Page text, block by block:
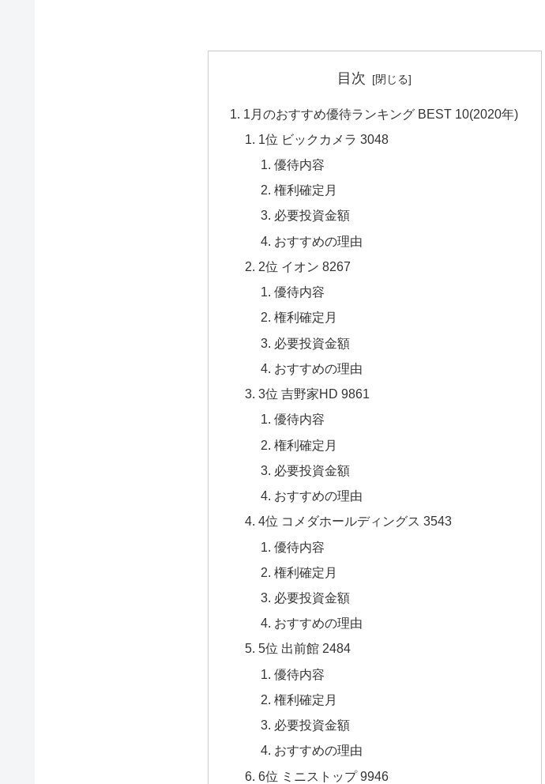
目次
1月のおすすめ優待ランキング BEST 10(2020年)
1位 ビックカメラ 3048
優待内容
権利確定月
必要投資金額
おすすめの理由
2位 イオン 8267
優待内容
権利確定月
必要投資金額
おすすめの理由
3位 吉野家HD 9861
優待内容
権利確定月
必要投資金額
おすすめの理由
4位 コメダホールディングス 3543
優待内容
権利確定月
必要投資金額
おすすめの理由
5位 出前館 2484
優待内容
権利確定月
必要投資金額
おすすめの理由
6位 ミニストップ 9946